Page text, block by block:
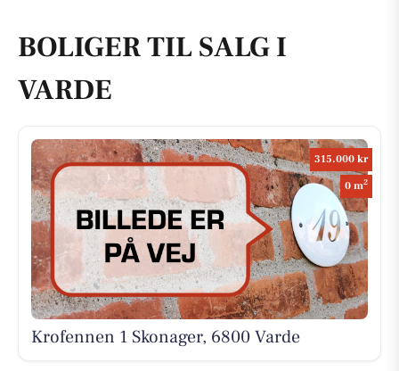
BOLIGER TIL SALG I
VARDE
315.000 kr
0 m2
Krofennen 1 Skonager, 6800 Varde